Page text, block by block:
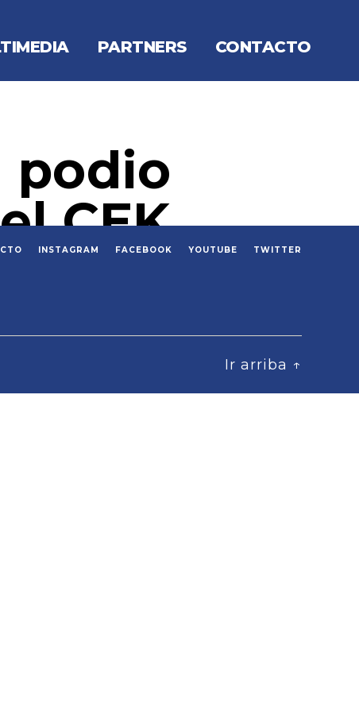
PARTNERS CONTACTO
podio
CEK
INSTAGRAM FACEBOOK YOUTUBE TWITTER
Ir arriba ↑